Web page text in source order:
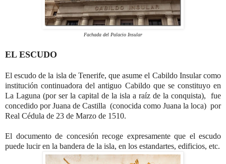
Fachada del Palacio Insular
EL ESCUDO
El escudo de la isla de Tenerife, que asume el Cabildo Insular como
institución continuadora del antiguo Cabildo que se constituyo en
La Laguna (por ser la capital de la isla a raíz de la conquista), fue
concedido por Juana de Castilla (conocida como Juana la loca) por
Real Cédula de 23 de Marzo de 1510.
El documento de concesión recoge expresamente que el escudo
puede lucir en la bandera de la isla, en los estandartes, edificios, etc.